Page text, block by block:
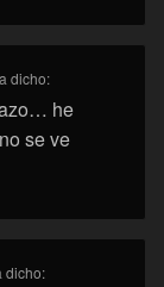
dicho:
he
se ve
dicho: